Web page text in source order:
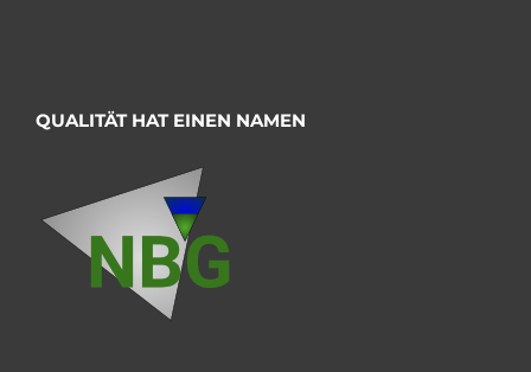
QUALITÄT HAT EINEN NAMEN